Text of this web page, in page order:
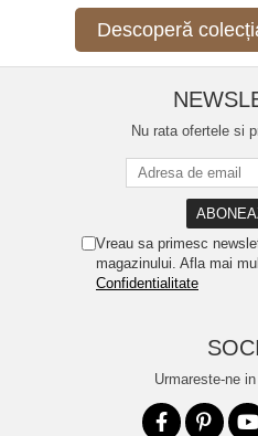
Descoperă
Nu rata ofertele si
Vreau sa primesc
magazinului. Afla mai
Confidentialitate
Urmareste-ne